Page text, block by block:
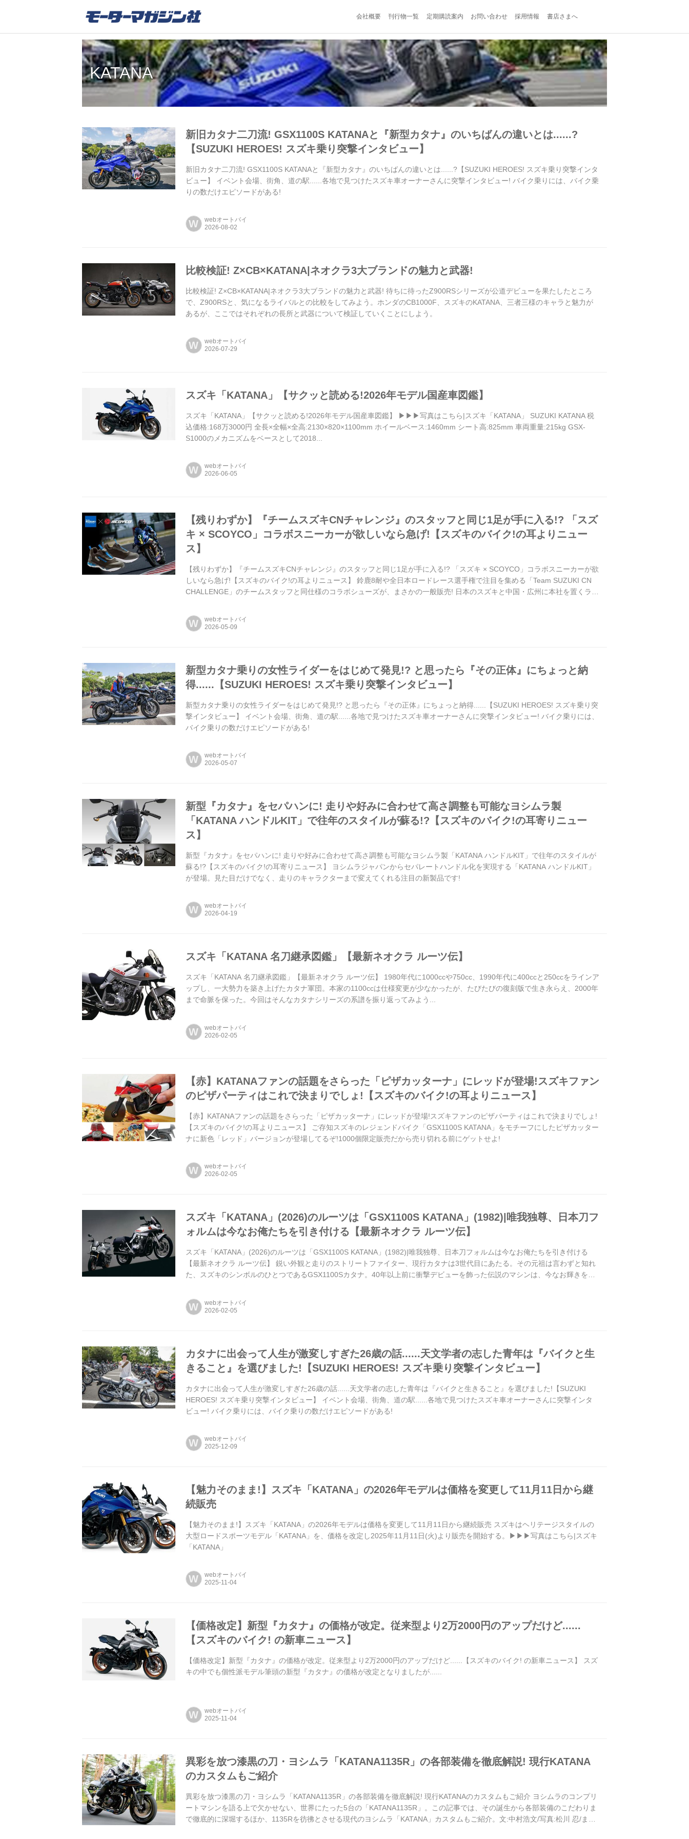
会社概要 刊行物一覧 定期購読案内 お問い合わせ 採用情報 書店さまへ
KATANA
新旧カタナ二刀流! GSX1100S KATANAと『新型カタナ』のいちばんの違いとは......?
【SUZUKI HEROES! スズキ乗り突撃インタビュー】
新旧カタナ二刀流! GSX1100S KATANAと『新型カタナ』のいちばんの違いとは......?【SUZUKI HEROES! スズキ乗り突撃インタ
ビュー】 イベント会場、街角、道の駅......各地で見つけたスズキ車オーナーさんに突撃インタビュー! バイク乗りには、バイク乗
りの数だけエピソードがある!
W webオートバイ
比較検証! Z×CB×KATANA|ネオクラ3大ブランドの魅力と武器!
比較検証! Z×CB×KATANA|ネオクラ3大ブランドの魅力と武器! 待ちに待ったZ900RSシリーズが公道デビューを果たしたところ
で、Z900RSと、気になるライバルとの比較をしてみよう。ホンダのCB1000F、スズキのKATANA、三者三様のキャラと魅力が
あるが、ここではそれぞれの長所と武器について検証していくことにしよう。
W webオートバイ
スズキ「KATANA」【サクッと読める!2026年モデル国産車図鑑】
スズキ「KATANA」【サクッと読める!2026年モデル国産車図鑑】 ▶▶▶写真はこちら|スズキ「KATANA」 SUZUKI KATANA 税
込価格:168万3000円 全長×全幅×全高:2130×820×1100mm ホイールベース:1460mm シート高:825mm 車両重量:215kg GSX-
S1000のメカニズムをベースとして2018...
W webオートバイ
【残りわずか】『チームスズキCNチャレンジ』のスタッフと同じ1足が手に入る!? 「スズ
キ × SCOYCO」コラボスニーカーが欲しいなら急げ!【スズキのバイク!の耳よりニュー
ス】
【残りわずか】『チームスズキCNチャレンジ』のスタッフと同じ1足が手に入る!? 「スズキ × SCOYCO」コラボスニーカーが欲
しいなら急げ!【スズキのバイク!の耳よりニュース】 鈴鹿8耐や全日本ロードレース選手権で注目を集める「Team SUZUKI CN
CHALLENGE」のチームスタッフと同仕様のコラボシューズが、まさかの一般販売! 日本のスズキと中国・広州に本社を置くライ
W webオートバイ
新型カタナ乗りの女性ライダーをはじめて発見!? と思ったら『その正体』にちょっと納
得......【SUZUKI HEROES! スズキ乗り突撃インタビュー】
新型カタナ乗りの女性ライダーをはじめて発見!? と思ったら『その正体』にちょっと納得......【SUZUKI HEROES! スズキ乗り突
撃インタビュー】 イベント会場、街角、道の駅......各地で見つけたスズキ車オーナーさんに突撃インタビュー! バイク乗りには、
バイク乗りの数だけエピソードがある!
W webオートバイ
新型『カタナ』をセパハンに! 走りや好みに合わせて高さ調整も可能なヨシムラ製
「KATANA ハンドルKIT」で往年のスタイルが蘇る!?【スズキのバイク!の耳寄りニュー
ス】
新型『カタナ』をセパハンに! 走りや好みに合わせて高さ調整も可能なヨシムラ製「KATANA ハンドルKIT」で往年のスタイルが
蘇る!?【スズキのバイク!の耳寄りニュース】 ヨシムラジャパンからセパレートハンドル化を実現する「KATANA ハンドルKIT」
が登場。見た目だけでなく、走りのキャラクターまで変えてくれる注目の新製品です!
W webオートバイ
スズキ「KATANA 名刀継承図鑑」【最新ネオクラ ルーツ伝】
スズキ「KATANA 名刀継承図鑑」【最新ネオクラ ルーツ伝】 1980年代に1000ccや750cc、1990年代に400ccと250ccをラインア
ップし、一大勢力を築き上げたカタナ軍団。本家の1100ccは仕様変更が少なかったが、たびたびの復刻版で生き永らえ、2000年
まで命脈を保った。今回はそんなカタナシリーズの系譜を振り返ってみよう...
W webオートバイ
【赤】KATANAファンの話題をさらった「ピザカッターナ」にレッドが登場!スズキファン
のピザパーティはこれで決まりでしょ!【スズキのバイク!の耳よりニュース】
【赤】KATANAファンの話題をさらった「ピザカッターナ」にレッドが登場!スズキファンのピザパーティはこれで決まりでしょ!
【スズキのバイク!の耳よりニュース】 ご存知スズキのレジェンドバイク「GSX1100S KATANA」をモチーフにしたピザカッター
ナに新色「レッド」バージョンが登場してるぞ!1000個限定販売だから売り切れる前にゲットせよ!
W webオートバイ
スズキ「KATANA」(2026)のルーツは「GSX1100S KATANA」(1982)|唯我独尊、日本刀フ
ォルムは今なお俺たちを引き付ける【最新ネオクラ ルーツ伝】
スズキ「KATANA」(2026)のルーツは「GSX1100S KATANA」(1982)|唯我独尊、日本刀フォルムは今なお俺たちを引き付ける
【最新ネオクラ ルーツ伝】 鋭い外観と走りのストリートファイター、現行カタナは3世代目にあたる。その元祖は言わずと知れ
た、スズキのシンボルのひとつであるGSX1100Sカタナ。40年以上前に衝撃デビューを飾った伝説のマシンは、今なお輝きを放
W webオートバイ
カタナに出会って人生が激変しすぎた26歳の話......天文学者の志した青年は『バイクと生
きること』を選びました!【SUZUKI HEROES! スズキ乗り突撃インタビュー】
カタナに出会って人生が激変しすぎた26歳の話......天文学者の志した青年は『バイクと生きること』を選びました!【SUZUKI
HEROES! スズキ乗り突撃インタビュー】 イベント会場、街角、道の駅......各地で見つけたスズキ車オーナーさんに突撃インタ
ビュー! バイク乗りには、バイク乗りの数だけエピソードがある!
W webオートバイ
【魅力そのまま!】スズキ「KATANA」の2026年モデルは価格を変更して11月11日から継
続販売
【魅力そのまま!】スズキ「KATANA」の2026年モデルは価格を変更して11月11日から継続販売 スズキはヘリテージスタイルの
大型ロードスポーツモデル「KATANA」を、価格を改定し2025年11月11日(火)より販売を開始する。▶▶▶写真はこちら|スズキ
「KATANA」
W webオートバイ
【価格改定】新型『カタナ』の価格が改定。従来型より2万2000円のアップだけど......
【スズキのバイク! の新車ニュース】
【価格改定】新型『カタナ』の価格が改定。従来型より2万2000円のアップだけど......【スズキのバイク! の新車ニュース】 スズ
キの中でも個性派モデル筆頭の新型『カタナ』の価格が改定となりましたが......
W webオートバイ
異彩を放つ漆黒の刀・ヨシムラ「KATANA1135R」の各部装備を徹底解説! 現行KATANA
のカスタムもご紹介
異彩を放つ漆黒の刀・ヨシムラ「KATANA1135R」の各部装備を徹底解説! 現行KATANAのカスタムもご紹介 ヨシムラのコンプリ
ートマシンを語る上で欠かせない、世界にたった5台の「KATANA1135R」。この記事では、その誕生から各部装備のこだわりま
で徹底的に深堀するほか、1135Rを彷彿とさせる現代のヨシムラ「KATANA」カスタムもご紹介。文:中村浩文/写真:松川 忍/まと